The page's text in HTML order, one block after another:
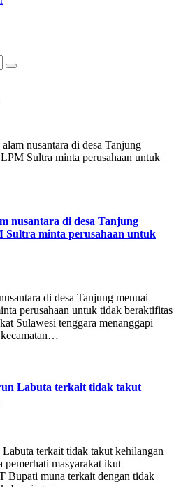
nusantara di desa Tanjung
Sultra minta perusahaan untuk
nusantara di desa Tanjung
Sultra minta perusahaan untuk
di desa Tanjung menuai
perusahaan untuk tidak beraktifitas
Sulawesi tenggara menanggapi
Labuta terkait tidak takut
terkait tidak takut kehilangan
pemerhati masyarakat ikut
Bupati muna terkait dengan tidak